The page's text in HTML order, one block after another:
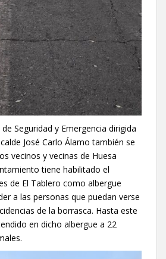
Seguridad y Emergencia dirigida
José Carlo Álamo también se
vecinos y vecinas de Huesa
tiene habilitado el
de El Tablero como albergue
a las personas que puedan verse
de la borrasca. Hasta este
en dicho albergue a 22